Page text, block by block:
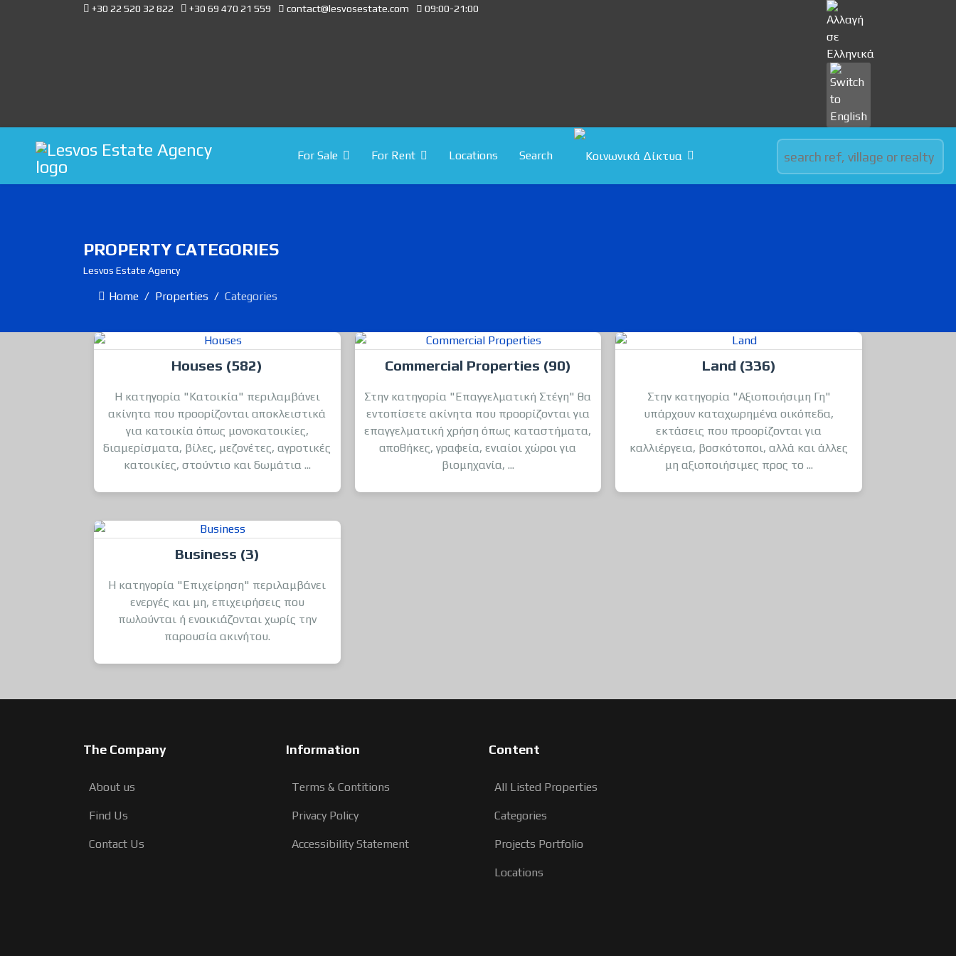
+30 22 520 32 822 +30 69 470 21 559 contact@lesvosestate.com 09:00-21:00 Select your language
For Sale For Rent Locations Search
PROPERTY CATEGORIES
Lesvos Estate Agency
Home Properties Categories
Houses (582)
Η κατηγορία "Κατοικία" περιλαμβάνει
ακίνητα που προορίζονται αποκλειστικά
για κατοικία όπως μονοκατοικίες,
διαμερίσματα, βίλες, μεζονέτες, αγροτικές
κατοικίες, στούντιο και δωμάτια ...
Commercial Properties (90)
Στην κατηγορία "Επαγγελματική Στέγη" θα
εντοπίσετε ακίνητα που προορίζονται για
επαγγελματική χρήση όπως καταστήματα,
αποθήκες, γραφεία, ενιαίοι χώροι για
βιομηχανία, ...
Land (336)
Στην κατηγορία "Αξιοποιήσιμη Γη"
υπάρχουν καταχωρημένα οικόπεδα,
εκτάσεις που προορίζονται για
καλλιέργεια, βοσκότοποι, αλλά και άλλες
μη αξιοποιήσιμες προς το ...
Business (3)
Η κατηγορία "Επιχείρηση" περιλαμβάνει
ενεργές και μη, επιχειρήσεις που
πωλούνται ή ενοικιάζονται χωρίς την
παρουσία ακινήτου.
The Company
About us
Find Us
Contact Us
Information
Terms & Contitions
Privacy Policy
Accessibility Statement
Content
All Listed Properties
Categories
Projects Portfolio
Locations